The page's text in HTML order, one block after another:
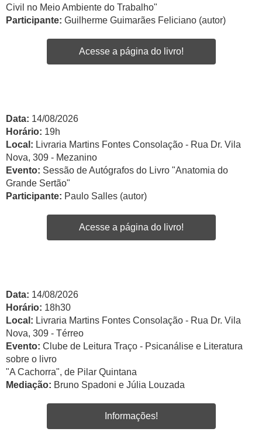
Civil no Meio Ambiente do Trabalho"
Participante: Guilherme Guimarães Feliciano (autor)
Acesse a página do livro!
Data: 14/08/2026
Horário: 19h
Local: Livraria Martins Fontes Consolação - Rua Dr. Vila
Nova, 309 - Mezanino
Evento: Sessão de Autógrafos do Livro "Anatomia do
Grande Sertão"
Participante: Paulo Salles (autor)
Acesse a página do livro!
Data: 14/08/2026
Horário: 18h30
Local: Livraria Martins Fontes Consolação - Rua Dr. Vila
Nova, 309 - Térreo
Evento: Clube de Leitura Traço - Psicanálise e Literatura
sobre o livro
"A Cachorra", de Pilar Quintana
Mediação: Bruno Spadoni e Júlia Louzada
Informações!